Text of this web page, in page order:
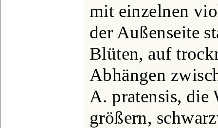
mit einzelnen
der Außenseite
Blüten, auf
Abhängen
A. pratensis, die
größern,